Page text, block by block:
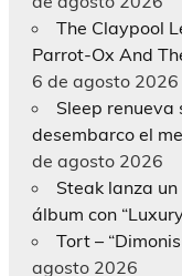
The Claypool
Parrot-Ox And
6 de agosto 2026
Sleep renueva
desembarco el
de agosto 2026
Steak lanza
álbum con
Tort –
agosto 2026